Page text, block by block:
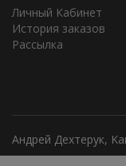
Личный Кабинет
История заказов
Рассылка
Андрей Дехтерук,